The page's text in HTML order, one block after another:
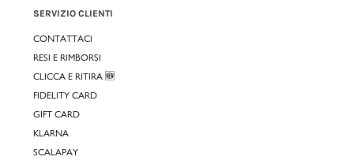
SERVIZIO CLIENTI
CONTATTACI
RESI E RIMBORSI
CLICCA E RITIRA 🆕
FIDELITY CARD
GIFT CARD
KLARNA
SCALAPAY